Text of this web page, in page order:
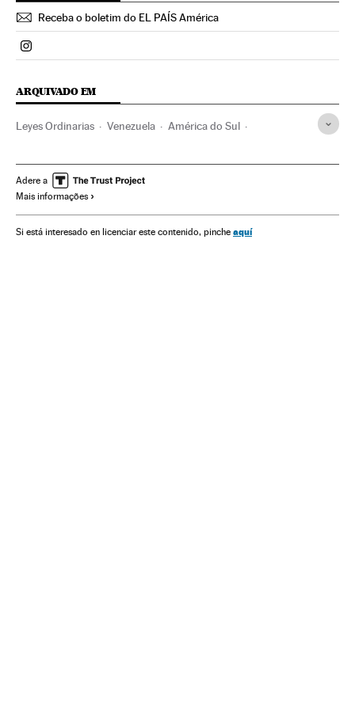
Receba o boletim do EL PAÍS América
Politica El País Brasil en Instagram
ARQUIVADO EM
Leyes Ordinarias Venezuela América do Sul
América Legislação Política
Adere a
Mais informações
Si está interesado en licenciar este contenido, pinche aquí